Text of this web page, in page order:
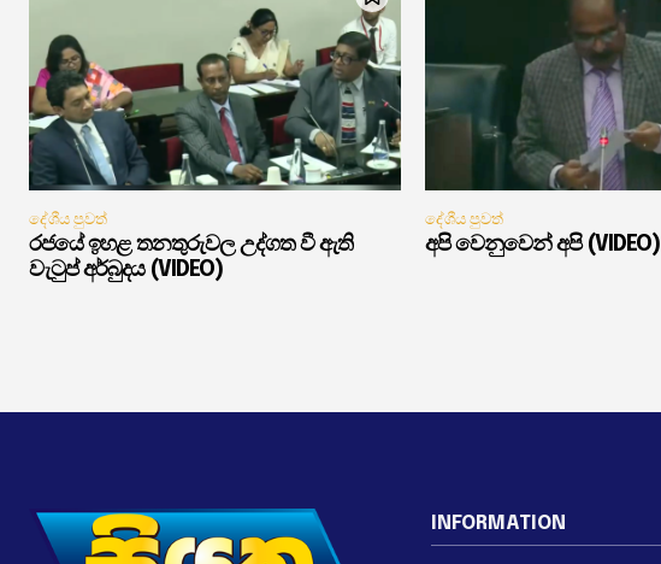
දේශීය පුවත්
රජයේ ඉහළ තනතුරුවල උද්ගත වී ඇති
වැටුප් අර්බුදය (VIDEO)
දේශීය පුවත්
අපි වෙනුවෙන් අපි (VIDEO)
INFORMATION